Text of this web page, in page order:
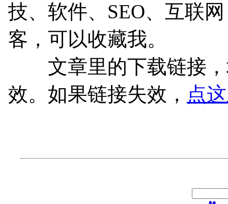
技、软件、SEO、互联
客，可以收藏我。
文章里的下载链接，
效。如果链接失效， 点